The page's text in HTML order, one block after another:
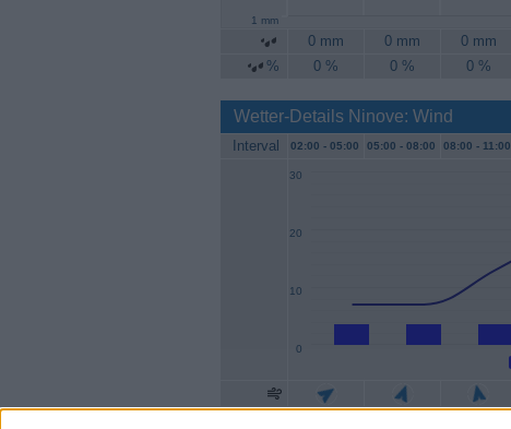
1 mm
0 mm 0 mm 0 mm
%
0 % 0 % 0 %
Wetter-Details Ninove: Wind
Interval 02:00 - 05:00 05:00 - 08:00 08:00 - 11:00
0
10
20
30